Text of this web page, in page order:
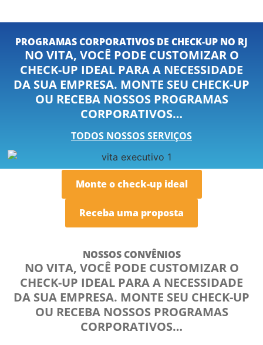
PROGRAMAS CORPORATIVOS DE CHECK-UP NO RJ
NO VITA, VOCÊ PODE CUSTOMIZAR O
CHECK-UP IDEAL PARA A NECESSIDADE
DA SUA EMPRESA. MONTE SEU CHECK-UP
OU RECEBA NOSSOS PROGRAMAS
CORPORATIVOS…
TODOS NOSSOS SERVIÇOS
Monte o check-up ideal
Receba uma proposta
NOSSOS CONVÊNIOS
NO VITA, VOCÊ PODE CUSTOMIZAR O
CHECK-UP IDEAL PARA A NECESSIDADE
DA SUA EMPRESA. MONTE SEU CHECK-UP
OU RECEBA NOSSOS PROGRAMAS
CORPORATIVOS…